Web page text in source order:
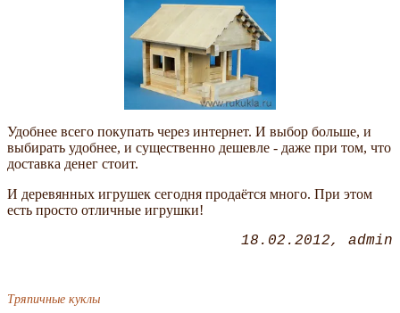
Удобнее всего покупать через интернет. И выбор больше, и
выбирать удобнее, и существенно дешевле - даже при том, что
доставка денег стоит.
И деревянных игрушек сегодня продаётся много. При этом
есть просто отличные игрушки!
18.02.2012 admin
Тряпичные куклы